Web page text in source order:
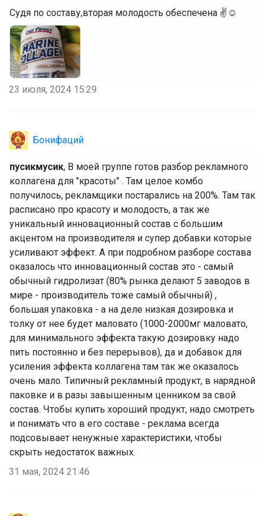
Судя по составу,вторая молодость обеспечена ✌️☺️
23 июля, 2024 15:29
Бонифаций
пусикмусик, В моей группе готов разбор рекламного
коллагена для "красоты" . Там целое комбо
получилось, рекламщики постарались на 200%. Там так
расписано про красоту и молодость, а так же
уникальный инновационный состав с большим
акцентом на производителя и супер добавки которые
усиливают эффект. А при подробном разборе состава
оказалось что инновационный состав это - самый
обычный гидролизат (80% рынка делают 5 заводов в
мире - производитель тоже самый обычный) ,
большая упаковка - а на деле низкая дозировка и
толку от нее будет маловато (1000-2000мг маловато,
для минимального эффекта такую дозировку надо
пить постоянно и без перерывов), да и добавок для
усиления эффекта коллагена там так же оказалось
очень мало. Типичный рекламный продукт, в нарядной
паковке и в разы завышенным ценником за свой
состав. Чтобы купить хороший продукт, надо смотреть
и понимать что в его составе - реклама всегда
подсовывает ненужные характеристики, чтобы
скрыть недостаток важных.
31 мая, 2024 21:46